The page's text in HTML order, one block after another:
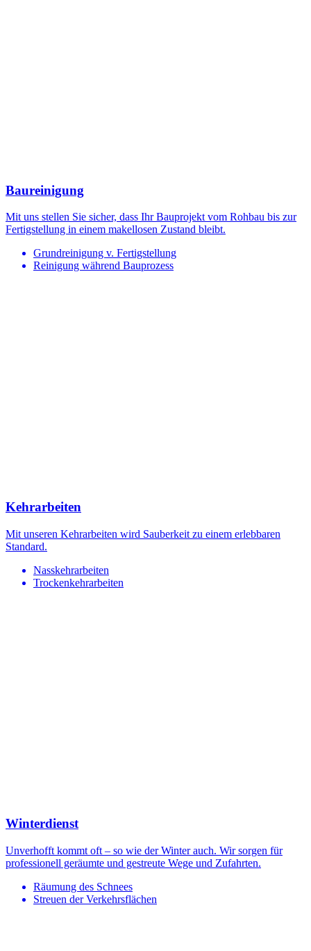
Baureinigung
Mit uns stellen Sie sicher, dass Ihr Bauprojekt vom Rohbau bis zur
Fertigstellung in einem makellosen Zustand bleibt.
Grundreinigung v. Fertigstellung
Reinigung während Bauprozess
Kehrarbeiten
Mit unseren Kehrarbeiten wird Sauberkeit zu einem erlebbaren
Standard.
Nasskehrarbeiten
Trockenkehrarbeiten
Winterdienst
Unverhofft kommt oft – so wie der Winter auch. Wir sorgen für
professionell geräumte und gestreute Wege und Zufahrten.
Räumung des Schnees
Streuen der Verkehrsflächen